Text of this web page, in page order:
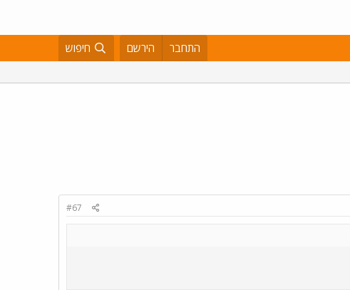
התחבר הירשם חיפוש
#67